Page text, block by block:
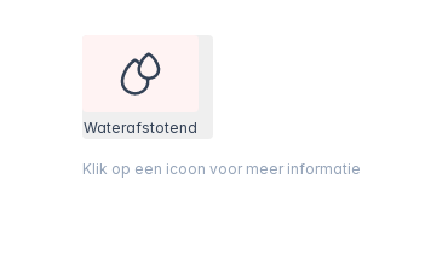
Waterafstotend
Klik op een icoon voor meer informatie